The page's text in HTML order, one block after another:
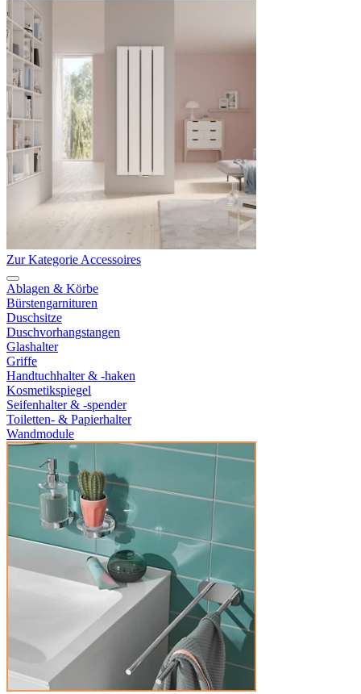
Zur Kategorie Accessoires
Ablagen & Körbe
Bürstengarnituren
Duschsitze
Duschvorhangstangen
Glashalter
Griffe
Handtuchhalter & -haken
Kosmetikspiegel
Seifenhalter & -spender
Toiletten- & Papierhalter
Wandmodule